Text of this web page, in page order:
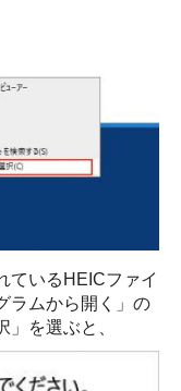
ているHEICファイ
ラムから開く」の
を選ぶと、